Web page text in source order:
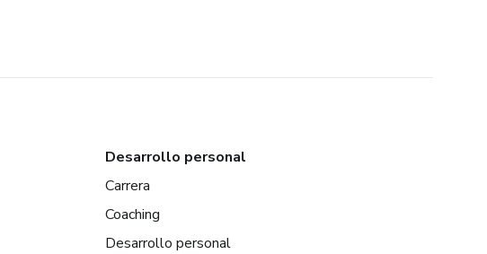
Desarrollo personal
Carrera
Coaching
Desarrollo personal